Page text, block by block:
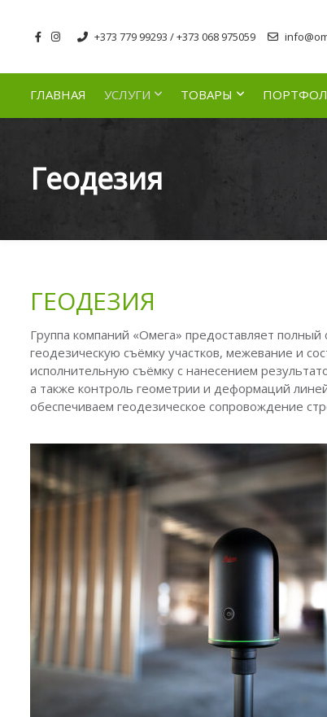
+373 779 99293 / +373 068 975059
ГЛАВНАЯ УСЛУГИ ТОВАРЫ
Геодезия
ГЕОДЕЗИЯ
Группа компаний «Омега» предоставляет
геодезическую съёмку участков, межевание и
исполнительную съёмку с нанесением
а также контроль геометрии и деформаций
обеспечиваем геодезическое сопровождение